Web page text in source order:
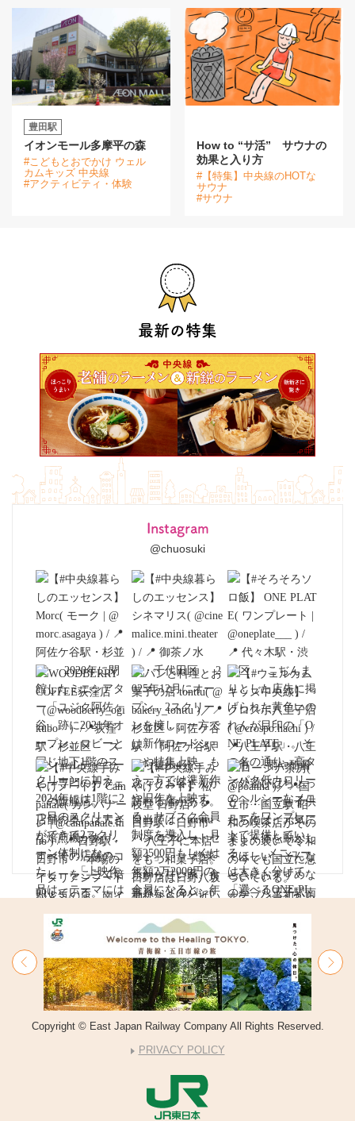
最新の特集
Instagram
@chuosuki
豊田駅
イオンモール多摩平の森
#こどもとおでかけ ウェル
カムキッズ 中央線
#アクティビティ・体験
How to “サ活” サウナの
効果と入り方
#【特集】中央線のHOTな
サウナ
#サウナ
Copyright © East Japan Railway Company All Rights Reserved.
PRIVACY POLICY